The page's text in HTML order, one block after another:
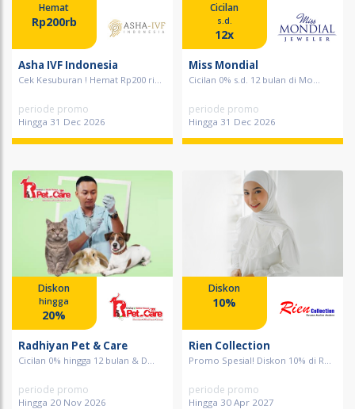
Hemat
Rp200rb
Asha IVF Indonesia
Cek Kesuburan ! Hemat Rp200 ri...
periode promo
Hingga 31 Dec 2026
Cicilan
s.d.
12x
Miss Mondial
Cicilan 0% s.d. 12 bulan di Mo...
periode promo
Hingga 31 Dec 2026
Diskon
hingga
20%
Radhiyan Pet & Care
Cicilan 0% hingga 12 bulan & D...
periode promo
Hingga 20 Nov 2026
Diskon
10%
Rien Collection
Promo Spesial! Diskon 10% di R...
periode promo
Hingga 30 Apr 2027